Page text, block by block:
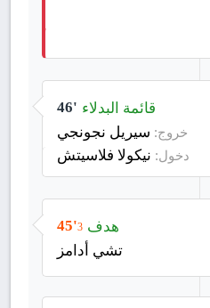
46' قائمة البدلاء
خروج: سيريل نجونجي
دخول: نيكولا فلاسيتش
45'3 هدف
تشي أدامز